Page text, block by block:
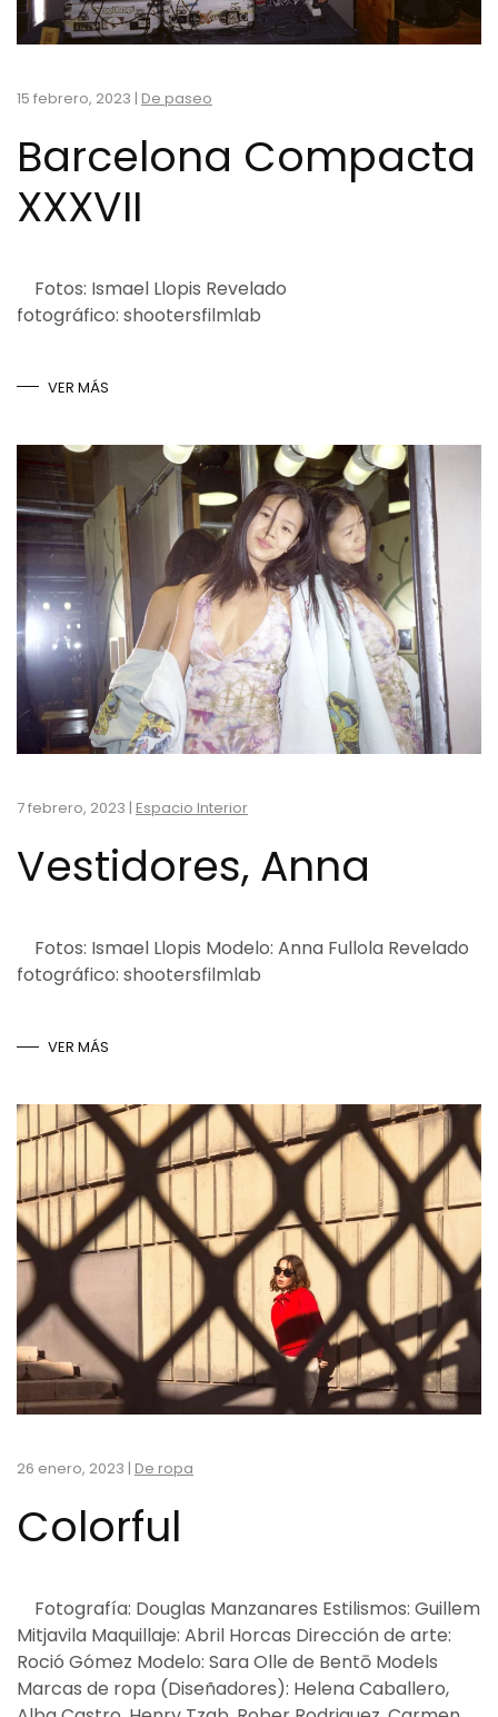
15 febrero, 2023 | De paseo
Barcelona Compacta
XXXVII
Fotos: Ismael Llopis Revelado
fotográfico: shootersfilmlab
VER MÁS
7 febrero, 2023 | Espacio Interior
Vestidores, Anna
Fotos: Ismael Llopis Modelo: Anna Fullola Revelado
fotográfico: shootersfilmlab
VER MÁS
26 enero, 2023 | De ropa
Colorful
Fotografía: Douglas Manzanares Estilismos: Guillem
Mitjavila Maquillaje: Abril Horcas Dirección de arte:
Roció Gómez Modelo: Sara Olle de Bentō Models
Marcas de ropa (Diseñadores): Helena Caballero,